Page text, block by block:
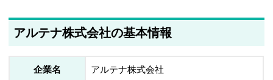
アルテナ株式会社の基本情報
企業名 アルテナ株式会社